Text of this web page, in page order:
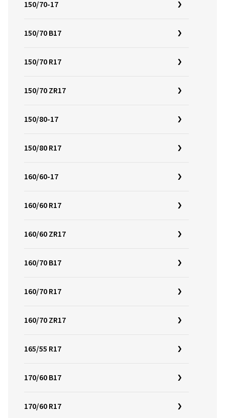
150/70-17
150/70 B17
150/70 R17
150/70 ZR17
150/80-17
150/80 R17
160/60-17
160/60 R17
160/60 ZR17
160/70 B17
160/70 R17
160/70 ZR17
165/55 R17
170/60 B17
170/60 R17